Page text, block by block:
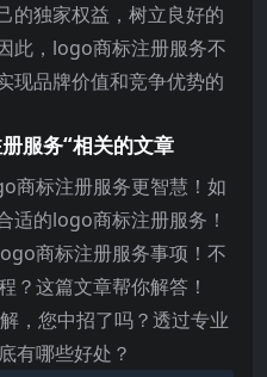
的独家权益，树立良好的
此，logo商标注册服务不
现品牌价值和竞争优势的
服务“相关的文章
商标注册服务更智慧！如
适的logo商标注册服务！
商标注册服务事项！不
？这篇文章帮你解答！
，您中招了吗？透过专业
有哪些好处？